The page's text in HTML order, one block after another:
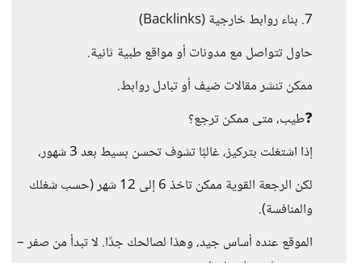
7. بناء روابط خارجية (Backlinks)
حاول تتواصل مع مدونات أو مواقع طبية ثانية.
ممكن تنشر مقالات ضيف أو تبادل روابط.
❓طيب، متى ممكن ترجع؟
إذا اشتغلت بتركيز، غالبًا تشوف تحسن بسيط بعد 3 شهور،
لكن الرجعة القوية ممكن تاخذ 6 إلى 12 شهر (حسب شغلك
والمنافسة).
الموقع عنده أساس جيد، وهذا لصالحك جدًا. لا تبدأ من صفر –